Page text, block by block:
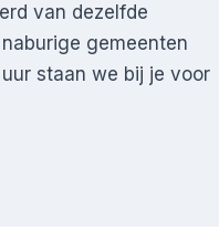
van dezelfde
gemeenten
staan we bij je voor